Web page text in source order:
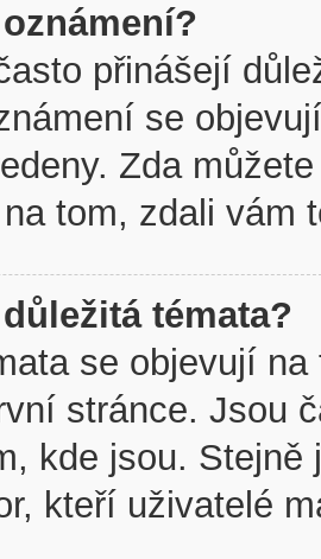
přinášejí
se
Zda
tom, zdali vám
témata?
se objevují
stránce. Jsou
kde jsou.
kteří uživatelé